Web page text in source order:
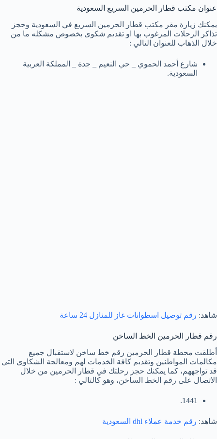
عنوان مكتب قطار الحرمين السريع السعودية
يمكنك زيارة مقر مكتب قطار الحرمين السريع في السعودية وحجز
تذاكر الرحلات المرغوب بها او تقديم شكوى بخصوص مشكله ما من
خلال الذهاب للعنوان التالي :
شارع أحمد الحموي _ حي النعيم _ جدة _ المملكة العربية
السعودية.
شاهد: رقم توصيل اسطوانات غاز للمنازل 24 ساعة
رقم قطار الحرمين الخط الساخن
أطلقت محطة قطار الحرمين رقم خط ساخن لاستقبال جميع
مكالمات المواطنين وتقديم كافة الخدمات لهم ومعالجة الشكاوي التي
قد تواجههم، كما يمكنك حجز رحلتك في قطار الحرمين من خلال
الاتصال على رقم الخط الساخن، وهو كالتالي :
1441.
شاهد: رقم خدمة عملاء dhl السعودية